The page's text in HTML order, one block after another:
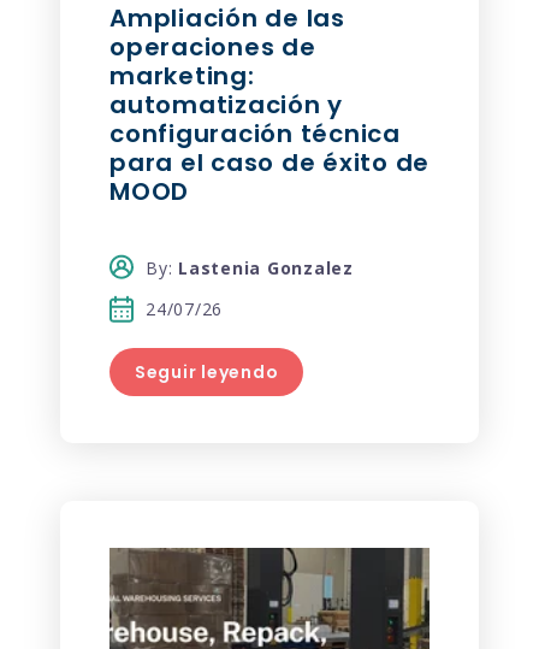
Ampliación de las
operaciones de
marketing:
automatización y
configuración técnica
para el caso de éxito de
MOOD
By: Lastenia Gonzalez
24/07/26
Seguir leyendo